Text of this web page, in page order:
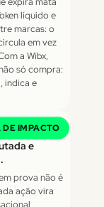
líquido e
marcas: o
em vez
a Wibx,
só compra:
indica e
DE IMPACTO
e
prova não é
ação vira